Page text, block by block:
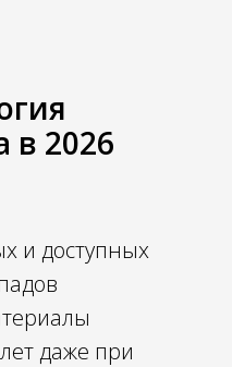
в 2026
и доступных
даже при